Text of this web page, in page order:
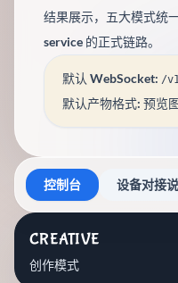
结果展示，五大模式统
service 的正式链路。
默认 WebSocket: /
默认产物格式: 预览
控制台 设备对接
CREATIVE
创作模式